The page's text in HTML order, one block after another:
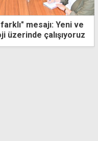
3 kilo uyuşturucuyla
tutukluluk